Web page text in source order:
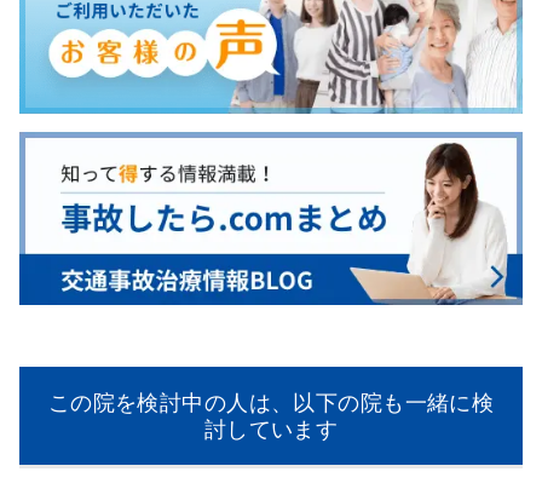
この院を検討中の人は、以下の院も一緒に検
討しています